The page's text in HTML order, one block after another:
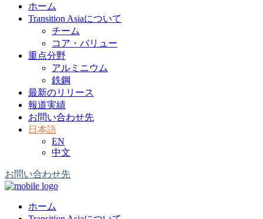
ホーム
Transition Asiaについて
チーム
コア・バリュー
重点分野
アルミニウム
鉄鋼
最新のリリース
報道実績
お問い合わせ先
日本語
EN
中文
お問い合わせ先
ホーム